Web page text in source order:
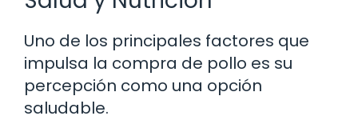
Uno de los principales factores que
impulsa la compra de pollo es su
percepción como una opción
saludable.